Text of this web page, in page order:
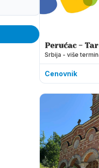
Perućac -
Banjska
Srbija - više
Cenovnik